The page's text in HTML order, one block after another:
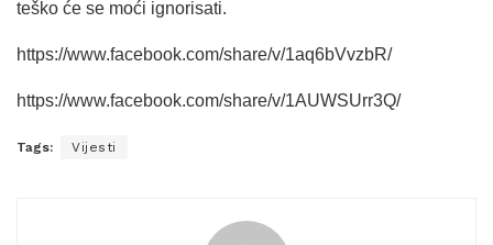
teško će se moći ignorisati.
https://www.facebook.com/share/v/1aq6bVvzbR/
https://www.facebook.com/share/v/1AUWSUrr3Q/
Tags: Vijesti